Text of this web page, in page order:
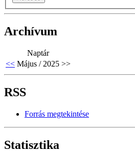
Archívum
Naptár
<< Május / 2025 >>
RSS
Forrás megtekintése
Statisztika